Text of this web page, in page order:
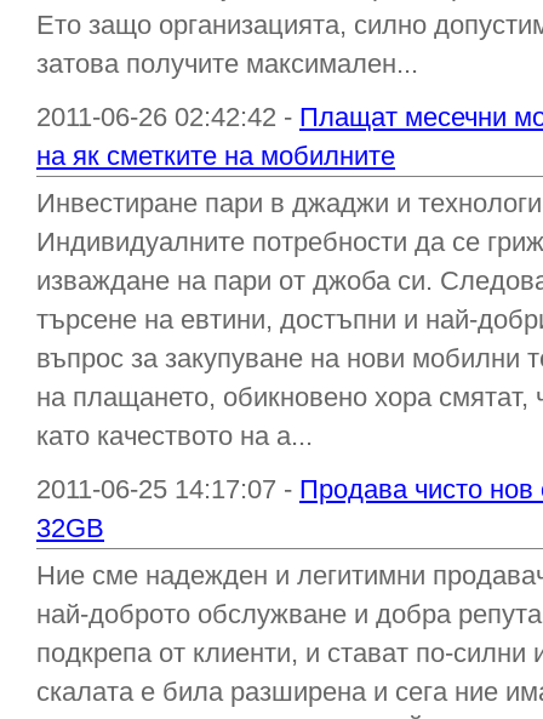
Ето защо организацията, силно
затова получите максимален...
2011-06-26 02:42:42 - Плащат месечни
на як сметките на мобилните
Инвестиране пари в джаджи и
Индивидуалните потребности да се
изваждане на пари от джоба си.
търсене на евтини, достъпни и най-
въпрос за закупуване на нови
на плащането, обикновено хора смятат,
като качеството на а...
2011-06-25 14:17:07 - Продава чисто
32GB
Ние сме надежден и легитимни
най-доброто обслужване и добра
подкрепа от клиенти, и стават по-
скалата е била разширена и сега ние